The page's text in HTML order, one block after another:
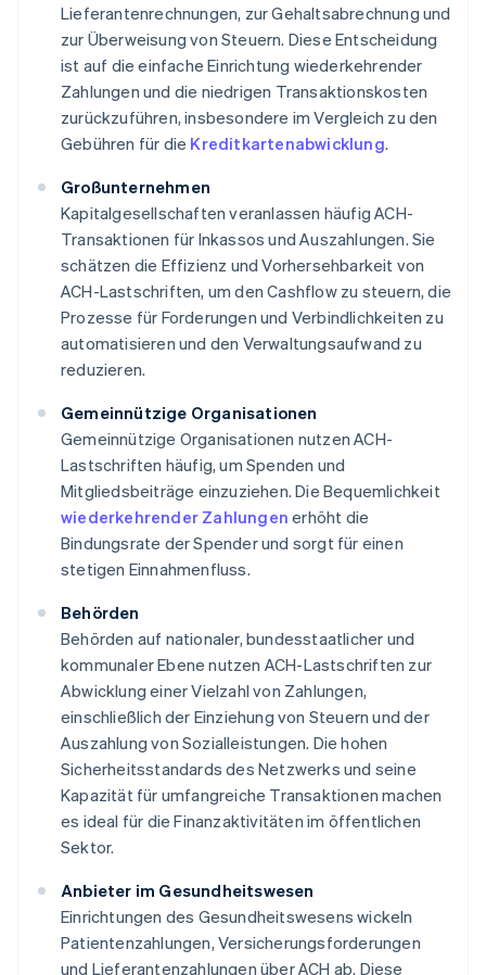
Lieferantenrechnungen, zur Gehaltsabrechnung und
zur Überweisung von Steuern. Diese Entscheidung
ist auf die einfache Einrichtung wiederkehrender
Zahlungen und die niedrigen Transaktionskosten
zurückzuführen, insbesondere im Vergleich zu den
Gebühren für die Kreditkartenabwicklung.
Großunternehmen
Kapitalgesellschaften veranlassen häufig ACH-
Transaktionen für Inkassos und Auszahlungen. Sie
schätzen die Effizienz und Vorhersehbarkeit von
ACH-Lastschriften, um den Cashflow zu steuern, die
Prozesse für Forderungen und Verbindlichkeiten zu
automatisieren und den Verwaltungsaufwand zu
reduzieren.
Gemeinnützige Organisationen
Gemeinnützige Organisationen nutzen ACH-
Lastschriften häufig, um Spenden und
Mitgliedsbeiträge einzuziehen. Die Bequemlichkeit
wiederkehrender Zahlungen erhöht die
Bindungsrate der Spender und sorgt für einen
stetigen Einnahmenfluss.
Behörden
Behörden auf nationaler, bundesstaatlicher und
kommunaler Ebene nutzen ACH-Lastschriften zur
Abwicklung einer Vielzahl von Zahlungen,
einschließlich der Einziehung von Steuern und der
Auszahlung von Sozialleistungen. Die hohen
Sicherheitsstandards des Netzwerks und seine
Kapazität für umfangreiche Transaktionen machen
es ideal für die Finanzaktivitäten im öffentlichen
Sektor.
Anbieter im Gesundheitswesen
Einrichtungen des Gesundheitswesens wickeln
Patientenzahlungen, Versicherungsforderungen
und Lieferantenzahlungen über ACH ab. Diese